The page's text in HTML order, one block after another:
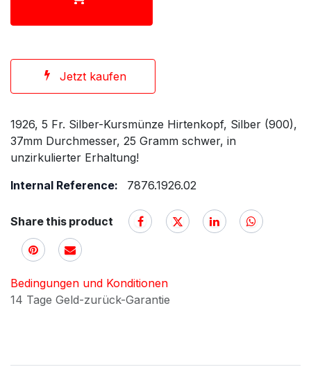
Jetzt kaufen
1926, 5 Fr. Silber-Kursmünze Hirtenkopf, Silber (900),
37mm Durchmesser, 25 Gramm schwer, in
unzirkulierter Erhaltung!
Internal Reference:
7876.1926.02
Share this product
Bedingungen und Konditionen
14 Tage Geld-zurück-Garantie